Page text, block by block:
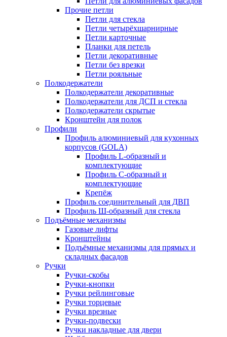
Прочие петли
Петли для стекла
Петли четырёхшарнирные
Петли карточные
Планки для петель
Петли декоративные
Петли без врезки
Петли рояльные
Полкодержатели
Полкодержатели декоративные
Полкодержатели для ДСП и стекла
Полкодержатели скрытые
Кронштейн для полок
Профили
Профиль алюминиевый для кухонных
корпусов (GOLA)
Профиль L-образный и
комплектующие
Профиль C-образный и
комплектующие
Крепёж
Профиль соединительный для ДВП
Профиль Ш-образный для стекла
Подъёмные механизмы
Газовые лифты
Кронштейны
Подъёмные механизмы для прямых и
складных фасадов
Ручки
Ручки-скобы
Ручки-кнопки
Ручки рейлинговые
Ручки торцевые
Ручки врезные
Ручки-подвески
Ручки накладные для двери